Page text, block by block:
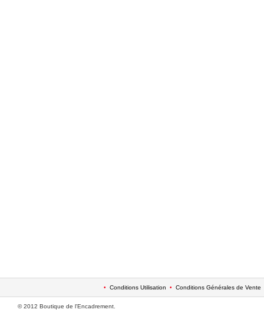
• Conditions Utilisation • Conditions Générales de Vente
© 2012 Boutique de l'Encadrement.